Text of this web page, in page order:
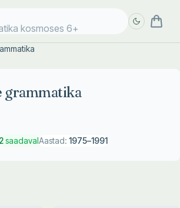
kosmoses 6+
grammatika
2saadavalAastad: 1975–1991